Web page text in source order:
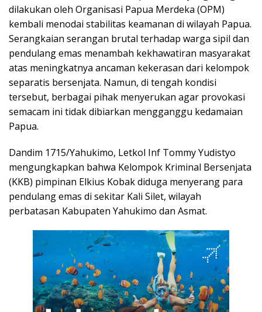
dilakukan oleh Organisasi Papua Merdeka (OPM)
kembali menodai stabilitas keamanan di wilayah Papua.
Serangkaian serangan brutal terhadap warga sipil dan
pendulang emas menambah kekhawatiran masyarakat
atas meningkatnya ancaman kekerasan dari kelompok
separatis bersenjata. Namun, di tengah kondisi
tersebut, berbagai pihak menyerukan agar provokasi
semacam ini tidak dibiarkan mengganggu kedamaian
Papua.
Dandim 1715/Yahukimo, Letkol Inf Tommy Yudistyo
mengungkapkan bahwa Kelompok Kriminal Bersenjata
(KKB) pimpinan Elkius Kobak diduga menyerang para
pendulang emas di sekitar Kali Silet, wilayah
perbatasan Kabupaten Yahukimo dan Asmat.